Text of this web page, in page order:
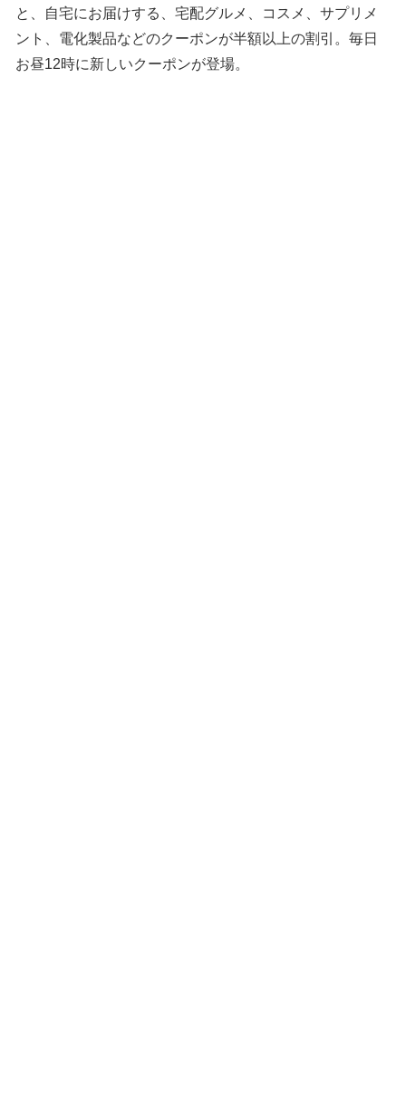
と、自宅にお届けする、宅配グルメ、コスメ、サプリメ
ント、電化製品などのクーポンが半額以上の割引。毎日
お昼12時に新しいクーポンが登場。